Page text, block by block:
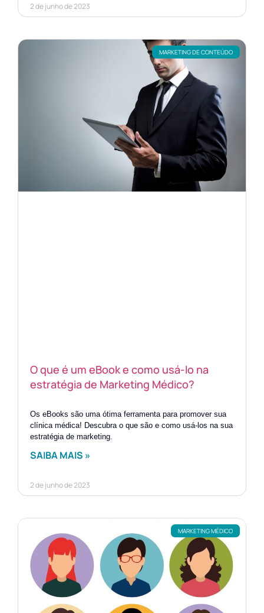
2 de junho de 2023
MARKETING DE CONTEÚDO
O que é um eBook e como usá-lo na
estratégia de Marketing Médico?
Os eBooks são uma ótima ferramenta para promover sua
clínica médica! Descubra o que são e como usá-los na sua
estratégia de marketing.
SAIBA MAIS »
2 de junho de 2023
MARKETING MÉDICO